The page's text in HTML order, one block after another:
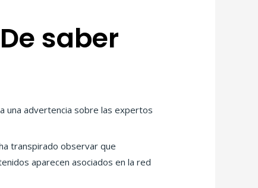
saber
una advertencia sobre las expertos
transpirado observar que
aparecen asociados en la red